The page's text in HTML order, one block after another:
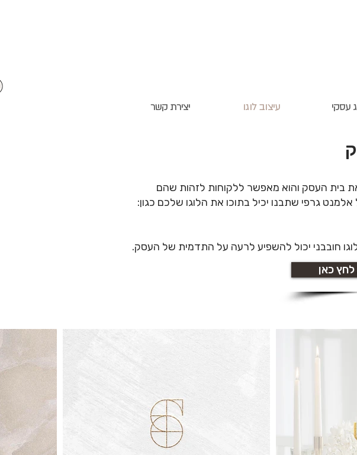
יצירת קשר עיצוב לוגו עסקי
בית העסק והוא מאפשר ללקוחות לזהות שהם
גרפי שתבנו יכיל בתוכו את הלוגו שלכם כגון:
חובבני יכול להשפיע לרעה על התדמית של העסק.
כאן